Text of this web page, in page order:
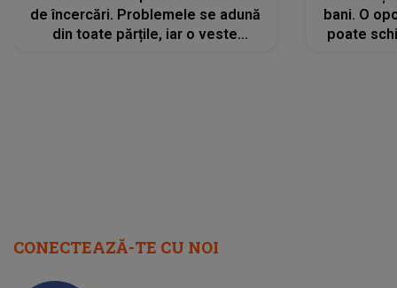
de încercări. Problemele se adună
din toate părțile, iar o veste
bani. O
poate
CONECTEAZĂ-TE CU NOI